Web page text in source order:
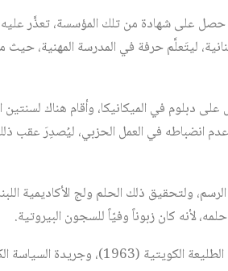
على شهادة من تلك المؤسسة، تعذَّر عليه
ليتَعلَّم حرفة في المدرسة المهنية،
حصل على دبلوم في الميكانيكا، وأقام هناك
انضباطه في العمل الحزبي، ليُصدِرَ عقب
لأنه كان زبوناً وفيّاً للسجون البيروتية.